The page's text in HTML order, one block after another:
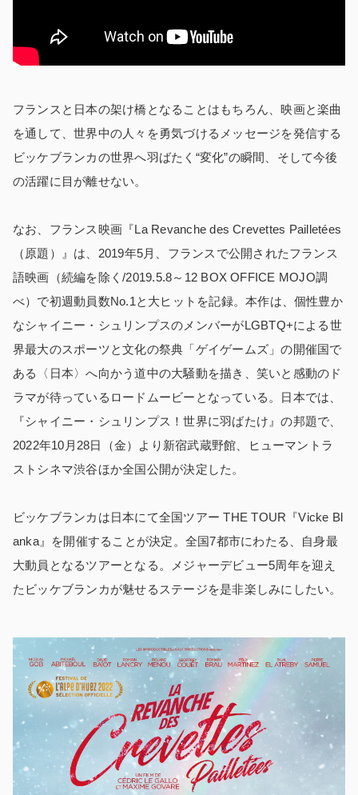
フランスと日本の架け橋となることはもちろん、映画と楽曲
を通して、世界中の人々を勇気づけるメッセージを発信する
ビッケブランカの世界へ羽ばたく“変化”の瞬間、そして今後
の活躍に目が離せない。
なお、フランス映画『La Revanche des Crevettes Pailletées
（原題）』は、2019年5月、フランスで公開されたフランス
語映画（続編を除く/2019.5.8～12 BOX OFFICE MOJO調
べ）で初週動員数No.1と大ヒットを記録。本作は、個性豊か
なシャイニー・シュリンプスのメンバーがLGBTQ+による世
界最大のスポーツと文化の祭典「ゲイゲームズ」の開催国で
ある〈日本〉へ向かう道中の大騒動を描き、笑いと感動のド
ラマが待っているロードムービーとなっている。日本では、
『シャイニー・シュリンプス！世界に羽ばたけ』の邦題で、
2022年10月28日（金）より新宿武蔵野館、ヒューマントラ
ストシネマ渋谷ほか全国公開が決定した。
ビッケブランカは日本にて全国ツアー THE TOUR『Vicke Bl
anka』を開催することが決定。全国7都市にわたる、自身最
大動員となるツアーとなる。メジャーデビュー5周年を迎え
たビッケブランカが魅せるステージを是非楽しみにしたい。